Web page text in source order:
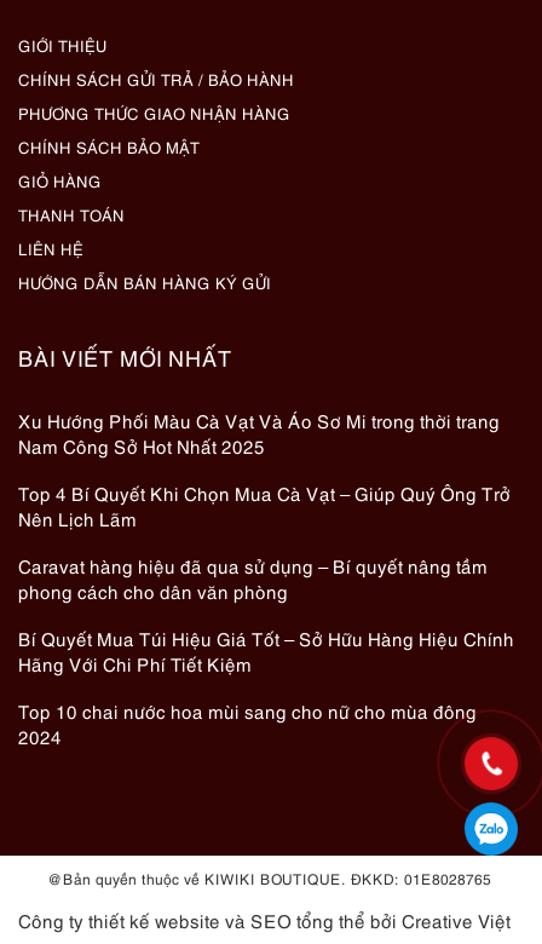
GIỚI THIỆU
CHÍNH SÁCH GỬI TRẢ / BẢO HÀNH
PHƯƠNG THỨC GIAO NHẬN HÀNG
CHÍNH SÁCH BẢO MẬT
GIỎ HÀNG
THANH TOÁN
LIÊN HỆ
HƯỚNG DẪN BÁN HÀNG KÝ GỬI
BÀI VIẾT MỚI NHẤT
Xu Hướng Phối Màu Cà Vạt Và Áo Sơ Mi trong thời trang
Nam Công Sở Hot Nhất 2025
Top 4 Bí Quyết Khi Chọn Mua Cà Vạt – Giúp Quý Ông Trở
Nên Lịch Lãm
Caravat hàng hiệu đã qua sử dụng – Bí quyết nâng tầm
phong cách cho dân văn phòng
Bí Quyết Mua Túi Hiệu Giá Tốt – Sở Hữu Hàng Hiệu Chính
Hãng Với Chi Phí Tiết Kiệm
Top 10 chai nước hoa mùi sang cho nữ cho mùa đông
2024
@ Bản quyền thuộc về KIWIKI BOUTIQUE. ĐKKD: 01E8028765
Công ty thiết kế website và SEO tổng thể bởi Creative Việt